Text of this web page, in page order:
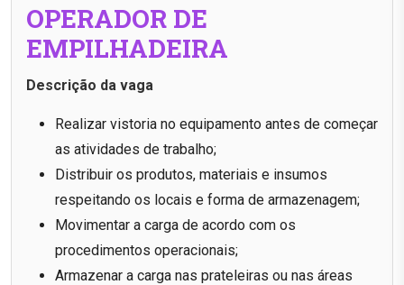
OPERADOR DE
EMPILHADEIRA
Descrição da vaga
Realizar vistoria no equipamento antes de começar
as atividades de trabalho;
Distribuir os produtos, materiais e insumos
respeitando os locais e forma de armazenagem;
Movimentar a carga de acordo com os
procedimentos operacionais;
Armazenar a carga nas prateleiras ou nas áreas